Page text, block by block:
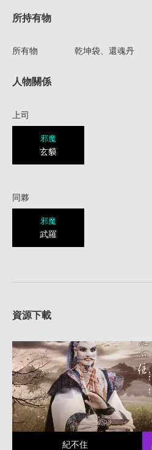
所持有物
所有物 乾坤袋、還魂丹
人物關係
上司
邪魔
玄貘
同夥
邪魔
武羅
資源下載
紀不住